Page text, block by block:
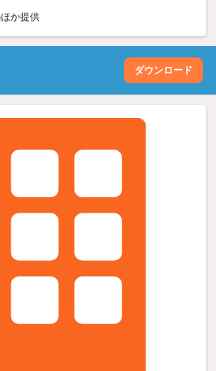
ほか提供
ダウンロード